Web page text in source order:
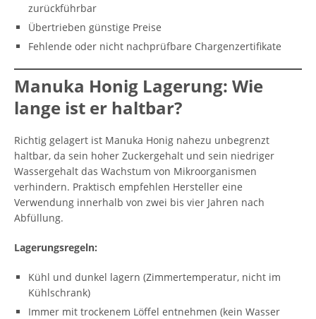
zurückführbar
Übertrieben günstige Preise
Fehlende oder nicht nachprüfbare Chargenzertifikate
Manuka Honig Lagerung: Wie
lange ist er haltbar?
Richtig gelagert ist Manuka Honig nahezu unbegrenzt
haltbar, da sein hoher Zuckergehalt und sein niedriger
Wassergehalt das Wachstum von Mikroorganismen
verhindern. Praktisch empfehlen Hersteller eine
Verwendung innerhalb von zwei bis vier Jahren nach
Abfüllung.
Lagerungsregeln:
Kühl und dunkel lagern (Zimmertemperatur, nicht im
Kühlschrank)
Immer mit trockenem Löffel entnehmen (kein Wasser